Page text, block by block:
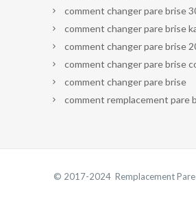
comment changer pare brise
comment changer pare brise
comment changer pare brise
comment changer pare brise
comment changer pare brise
comment remplacement pare
© 2017-2024 Remplacement